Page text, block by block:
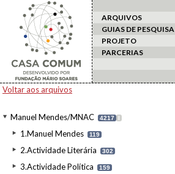
ARQUIVOS
GUIAS DE PESQUISA
PROJETO
PARCERIAS
Voltar aos arquivos
Manuel Mendes/MNAC 4217 I
1.Manuel Mendes 119
2.Actividade Literária 302
3.Actividade Política 159